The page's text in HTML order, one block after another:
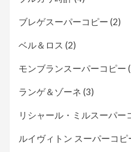
ブレゲスーパーコピー (2)
ベル＆ロス (2)
モンブランスーパーコピー
ランゲ＆ゾーネ (3)
リシャール・ミルスーパー
ルイヴィトン スーパーコピ